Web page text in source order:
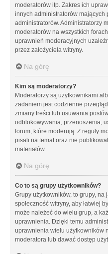
moderatorów itp. Zakres ich
innych administratorów mających
administratorów. Administratorzy
moderatorów na wszystkich
uprawnień moderacyjnych
przez założyciela witryny.
Na górę
Kim są moderatorzy?
Moderatorzy są użytkownikami
zadaniem jest codzienne
zmiany treści lub usuwania
odblokowywania, przenoszenia,
forum, które moderują. Z reguły
pisali na temat oraz nie
materiałów.
Na górę
Co to są grupy użytkowników?
Grupy użytkowników, to grupy, na
społeczność witryny, aby łatwiej
może należeć do wielu grup, a
uprawnienia. Dzięki temu
uprawnienia wielu użytkowników
moderatora lub dawać dostęp